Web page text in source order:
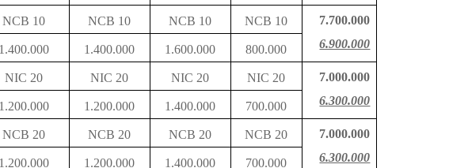
NCB 10 NCB 10 NCB 10 NCB 10
7.700.000
6.900.000
1.400.000 1.400.000 1.600.000 800.000
NIC 20 NIC 20 NIC 20 NIC 20
7.000.000
6.300.000
1.200.000 1.200.000 1.400.000 700.000
NCB 20 NCB 20 NCB 20 NCB 20
7.000.000
6.300.000
1.200.000 1.200.000 1.400.000 700.000